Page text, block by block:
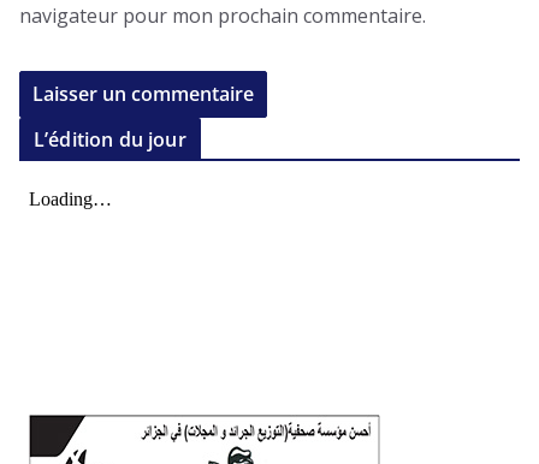
navigateur pour mon prochain commentaire.
L’édition du jour